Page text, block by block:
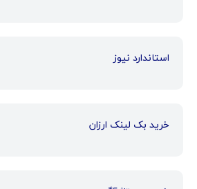
استاندارد نیوز
خرید بک لینک ارزان